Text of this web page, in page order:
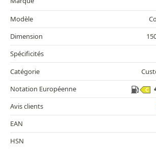
Modèle
Dimension
Spécificités
Catégorie
Notation Européenne
C
Avis clients
EAN
HSN